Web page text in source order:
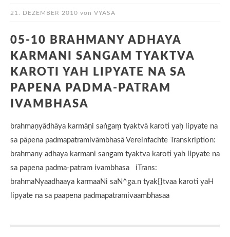
21. DEZEMBER 2010 von VYASA
05-10 BRAHMANY ADHAYA
KARMANI SANGAM TYAKTVA
KAROTI YAH LIPYATE NA SA
PAPENA PADMA-PATRAM
IVAMBHASA
brahmaṇyādhāya karmāṇi saṅgaṃ tyaktvā karoti yaḥ lipyate na
sa pāpena padmapatramivāmbhasā Vereinfachte Transkription:
brahmany adhaya karmani sangam tyaktva karoti yah lipyate na
sa papena padma-patram ivambhasa iTrans:
brahmaNyaadhaaya karmaaNi saN^ga.n tyak{}tvaa karoti yaH
lipyate na sa paapena padmapatramivaambhasaa